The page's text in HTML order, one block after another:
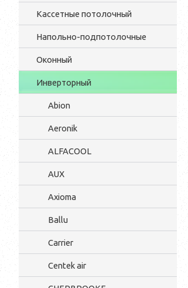
Кассетные потолочный
Напольно-подпотолочные
Оконный
Инверторный
Abion
Aeronik
ALFACOOL
AUX
Axioma
Ballu
Carrier
Centek air